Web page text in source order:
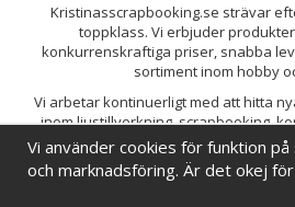
Kristinasscrapbooking.se strävar
toppklass. Vi erbjuder
konkurrenskraftiga priser, snabba
sortiment inom hobby
Vi arbetar kontinuerligt med att hitta
inom ljustillverkning, scrapbooking,
pyssel. Målet är att bredda sortimentet
utveckla vårt utbud, så att du alltid kan
Vi använder cookies för funktion på
och marknadsföring. Är det okej